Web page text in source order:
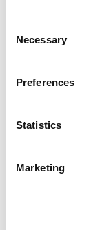
Selection
Necessary
Preferences
Statistics
Marketing
INSTRUMENT
med Applied Rigaku
LÄS MER
Universa
en